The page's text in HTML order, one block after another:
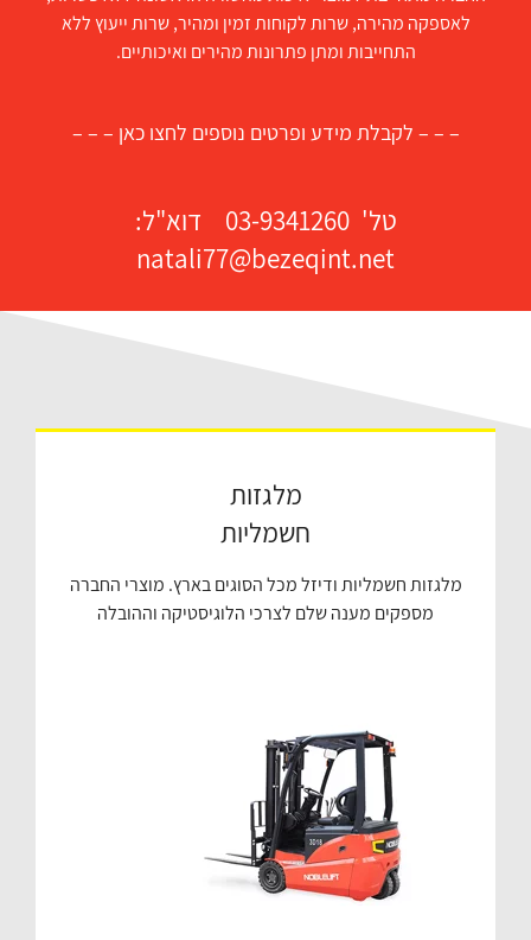
לאספקה מהירה, שרות לקוחות זמין ומהיר, שרות ייעוץ ללא
התחייבות ומתן פתרונות מהירים ואיכותיים.
– – – לקבלת מידע ופרטים נוספים לחצו כאן – – –
טל' 03-9341260
דוא"ל:
natali77@bezeqint.net
מלגזות
חשמליות
מלגזות חשמליות ודיזל מכל הסוגים בארץ. מוצרי החברה
מספקים מענה שלם לצרכי הלוגיסטיקה וההובלה